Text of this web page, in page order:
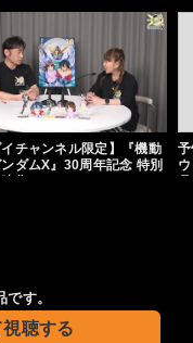
イチャンネル限定】『機動
ダムX』30周年記念 特別
す。
聴する